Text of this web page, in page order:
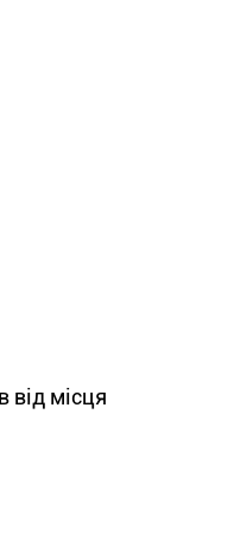
від місця